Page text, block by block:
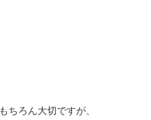
ちろん大切ですが、